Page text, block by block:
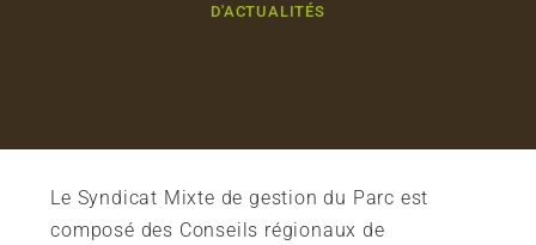
D'ACTUALITÉS
Le Syndicat Mixte de gestion du Parc est
composé des Conseils régionaux de